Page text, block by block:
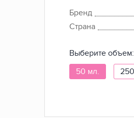
Бренд
Страна
Выберите объем:
50 мл.